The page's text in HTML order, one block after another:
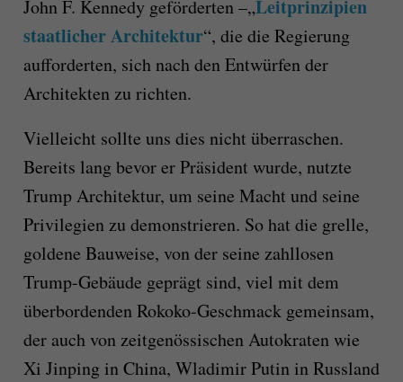
John F. Kennedy geförderten –„Leitprinzipien
staatlicher Architektur“, die die Regierung
aufforderten, sich nach den Entwürfen der
Architekten zu richten.
Vielleicht sollte uns dies nicht überraschen.
Bereits lang bevor er Präsident wurde, nutzte
Trump Architektur, um seine Macht und seine
Privilegien zu demonstrieren. So hat die grelle,
goldene Bauweise, von der seine zahllosen
Trump-Gebäude geprägt sind, viel mit dem
überbordenden Rokoko-Geschmack gemeinsam,
der auch von zeitgenössischen Autokraten wie
Xi Jinping in China, Wladimir Putin in Russland